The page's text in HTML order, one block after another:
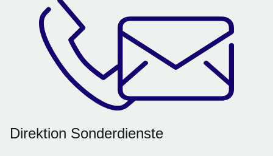
Direktion Sonderdienste